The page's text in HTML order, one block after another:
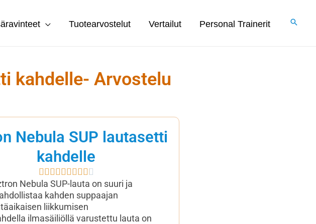
Tuotearvostelut Vertailut Personal Trainerit
kahdelle- Arvostelu
Nebula SUP lautasetti
kahdelle
         
9.2
out
10
Nebula SUP-lauta on suuri ja
kahden suppaajan
liikkumisen
ilmasäiliöllä varustettu lauta on